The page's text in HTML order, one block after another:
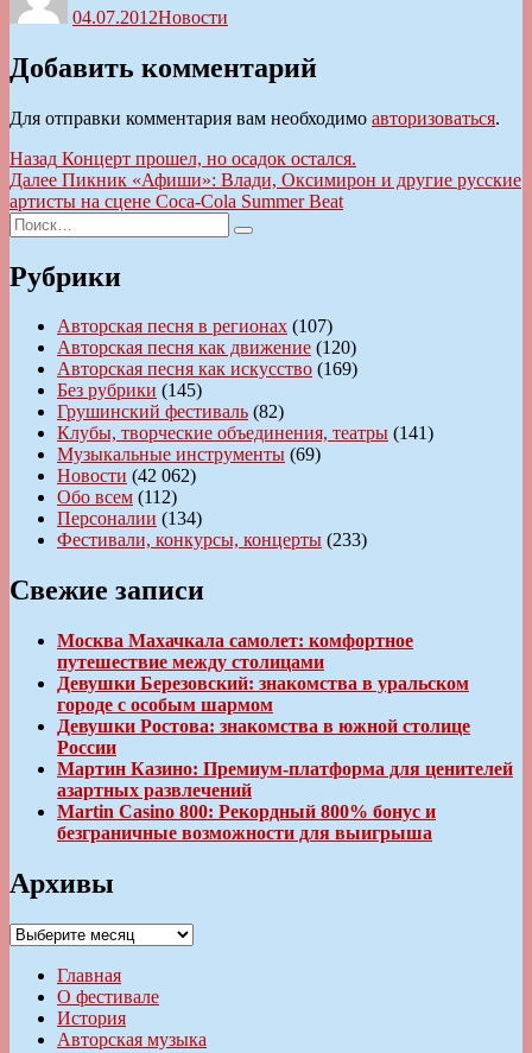
04.07.2012Новости
Добавить комментарий
Для отправки комментария вам необходимо авторизоваться.
Навигация
по
записям
Назад Предыдущая
запись:
Концерт прошел, но осадок остался.
Далее Следующая
запись:
Пикник «Афиши»: Влади, Оксимирон и другие русские
артисты на сцене Coca-Cola Summer Beat
Искать:
Поиск
Рубрики
Авторская песня в регионах (107)
Авторская песня как движение (120)
Авторская песня как искусство (169)
Без рубрики (145)
Грушинский фестиваль (82)
Клубы, творческие объединения, театры (141)
Музыкальные инструменты (69)
Новости (42 062)
Обо всем (112)
Персоналии (134)
Фестивали, конкурсы, концерты (233)
Свежие записи
Москва Махачкала самолет: комфортное
путешествие между столицами
Девушки Березовский: знакомства в уральском
городе с особым шармом
Девушки Ростова: знакомства в южной столице
России
Мартин Казино: Премиум-платформа для ценителей
азартных развлечений
Martin Casino 800: Рекордный 800% бонус и
безграничные возможности для выигрыша
Архивы
Архивы
Главная
О фестивале
История
Авторская музыка